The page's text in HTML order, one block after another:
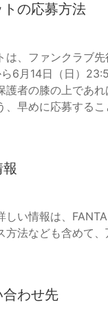
トの応募方法
は、ファンクラブ
6月14日（日）
護者の膝の上であ
、早めに応募するこ
しい情報は、
方法なども含めて
合わせ先